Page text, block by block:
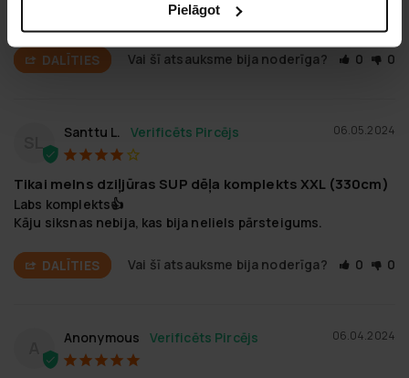
Pielāgot
DALĪTIES Vai šī atsauksme bija noderīga? 0 0
06.05.2024
Santtu L.
Tikai melns dziļjūras SUP dēļa komplekts XXL (330cm)
Labs komplekts👍
Kāju siksnas nebija, kas bija neliels pārsteigums.
DALĪTIES Vai šī atsauksme bija noderīga? 0 0
06.04.2024
Anonymous